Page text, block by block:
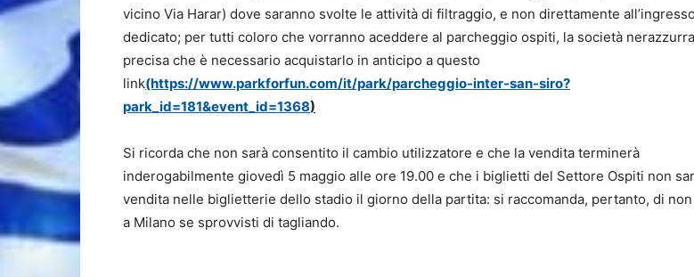
vicino Via Harar) dove saranno svolte le attività di filtraggio, e non direttamente
dedicato; per tutti coloro che vorranno aceddere al parcheggio ospiti, la società nerazzurra
precisa che è necessario acquistarlo in anticipo a questo
link(https://www.parkforfun.com/it/park/parcheggio-inter-san-siro?
park_id=181&event_id=1368)
Si ricorda che non sarà consentito il cambio utilizzatore e che la vendita terminerà
inderogabilmente giovedì 5 maggio alle ore 19.00 e che i biglietti del Settore Ospiti non
vendita nelle biglietterie dello stadio il giorno della partita: si raccomanda, pertanto, di
a Milano se sprovvisti di tagliando.